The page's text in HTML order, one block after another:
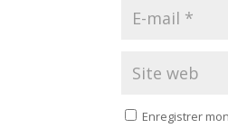
Enregistrer